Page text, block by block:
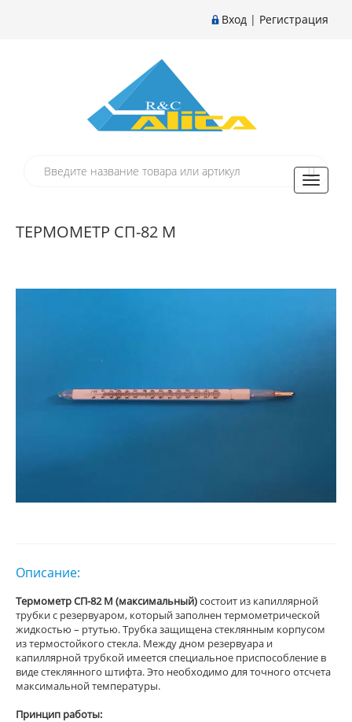
Вход | Регистрация
Toggle
ТЕРМОМЕТР СП-82 М
Описание:
Термометр СП-82 М (максимальный)состоит из капиллярной
трубки с резервуаром, который заполнен термометрической
жидкостью – ртутью. Трубка защищена стеклянным корпусом
из термостойкого стекла. Между дном резервуара и
капиллярной трубкой имеется специальное приспособление в
виде стеклянного штифта. Это необходимо для точного отсчета
максимальной температуры.
Принцип работы: